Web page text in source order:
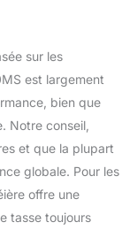
sur les
est largement
bien que
Notre conseil,
et que la plupart
globale. Pour les
offre une
tasse toujours